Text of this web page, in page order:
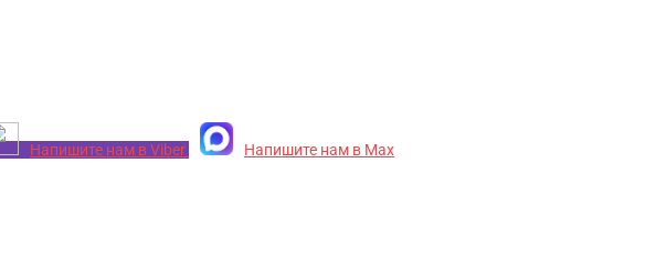
Напишите нам в Viber
Напишите нам в Max